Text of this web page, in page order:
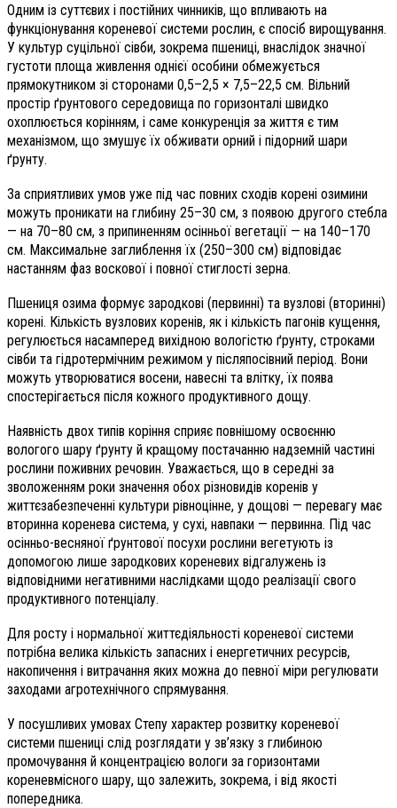
Одним із суттєвих і постійних чинників, що впливають на
функціонування кореневої системи рослин, є спосіб вирощування.
У культур суцільної сівби, зокрема пшениці, внаслідок значної
густоти площа живлення однієї особини обмежується
прямокутником зі сторонами 0,5–2,5 × 7,5–22,5 см. Вільний
простір ґрунтового середовища по горизонталі швидко
охоплюється корінням, і саме конкуренція за життя є тим
механізмом, що змушує їх обживати орний і підорний шари
ґрунту.
За сприятливих умов уже під час повних сходів корені озимини
можуть проникати на глибину 25–30 см, з появою другого стебла
— на 70–80 см, з припиненням осінньої вегетації — на 140–170
см. Максимальне заглиблення їх (250–300 см) відповідає
настанням фаз воскової і повної стиглості зерна.
Пшениця озима формує зародкові (первинні) та вузлові (вторинні)
корені. Кількість вузлових коренів, як і кількість пагонів кущення,
регулюється насамперед вихідною вологістю ґрунту, строками
сівби та гідротермічним режимом у післяпосівний період. Вони
можуть утворюватися восени, навесні та влітку, їх поява
спостерігається після кожного продуктивного дощу.
Наявність двох типів коріння сприяє повнішому освоєнню
вологого шару ґрунту й кращому постачанню надземній частині
рослини поживних речовин. Уважається, що в середні за
зволоженням роки значення обох різновидів коренів у
життєзабезпеченні культури рівноцінне, у дощові — перевагу має
вторинна коренева система, у сухі, навпаки — первинна. Під час
осінньо-весняної ґрунтової посухи рослини вегетують із
допомогою лише зародкових кореневих відгалужень із
відповідними негативними наслідками щодо реалізації свого
продуктивного потенціалу.
Для росту і нормальної життєдіяльності кореневої системи
потрібна велика кількість запасних і енергетичних ресурсів,
накопичення і витрачання яких можна до певної міри регулювати
заходами агротехнічного спрямування.
У посушливих умовах Степу характер розвитку кореневої
системи пшениці слід розглядати у зв’язку з глибиною
промочування й концентрацією вологи за горизонтами
кореневмісного шару, що залежить, зокрема, і від якості
попередника.